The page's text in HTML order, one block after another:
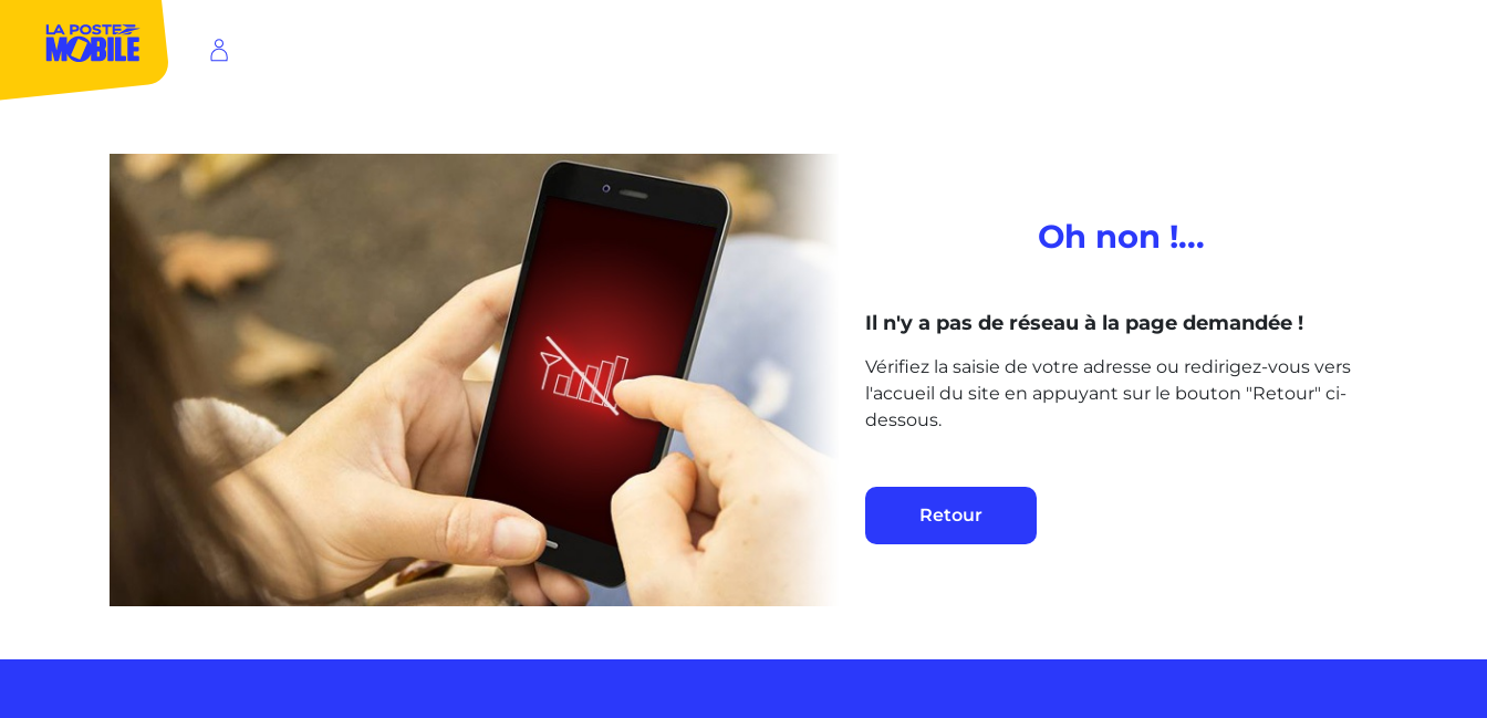
Oh non !...
Il n'y a pas de réseau à la page demandée !
Vérifiez la saisie de votre adresse ou redirigez-vous vers
l'accueil du site en appuyant sur le bouton "Retour" ci-
dessous.
Retour